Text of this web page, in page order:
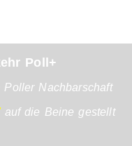
Poll+
Nachbarschaft
auf die Beine gestellt